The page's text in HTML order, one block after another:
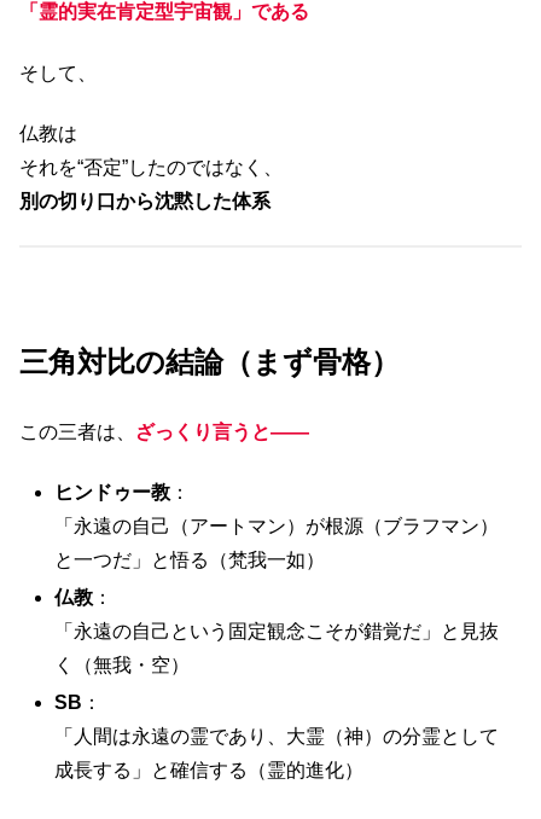
「霊的実在肯定型宇宙観」である
そして、
仏教は
それを“否定”したのではなく、
別の切り口から沈黙した体系
三角対比の結論（まず骨格）
この三者は、 ざっくり言うと——
ヒンドゥー教 ：
「永遠の自己（アートマン）が根源（ブラフマン）
と一つだ」と悟る（梵我一如）
仏教 ：
「永遠の自己という固定観念こそが錯覚だ」と見抜
く（無我・空）
SB ：
「人間は永遠の霊であり、大霊（神）の分霊として
成長する」と確信する（霊的進化）